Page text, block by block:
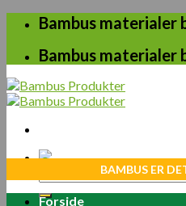
Skip
content
Bambus
Bambus
efter:
BAMBUS ER
Forside